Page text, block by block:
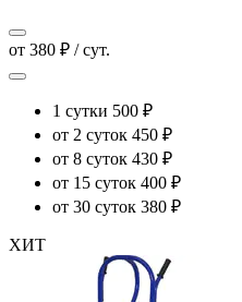
от 380 ₽ / сут.
1 сутки 500 ₽
от 2 суток 450 ₽
от 8 суток 430 ₽
от 15 суток 400 ₽
от 30 суток 380 ₽
ХИТ